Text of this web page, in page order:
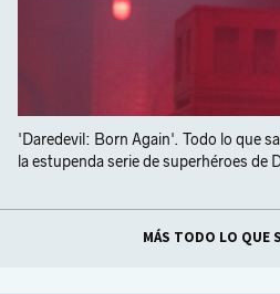
'Daredevil: Born Again'. Todo lo que
la estupenda serie de superhéroes de
MÁS TODO LO QUE